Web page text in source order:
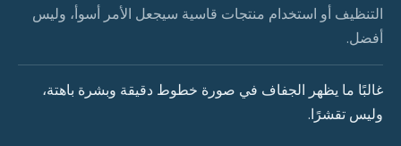
التنظيف أو استخدام منتجات قاسية سيجعل الأمر أسوأ، وليس
أفضل.
غالبًا ما يظهر الجفاف في صورة خطوط دقيقة وبشرة باهتة،
وليس تقشرًا.